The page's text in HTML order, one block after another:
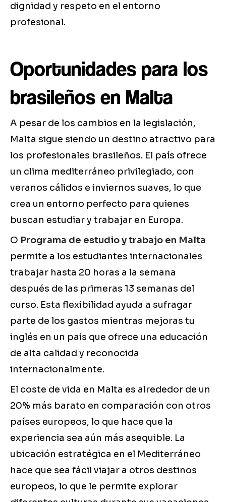
dignidad y respeto en el entorno
profesional.
Oportunidades para los
brasileños en Malta
A pesar de los cambios en la legislación,
Malta sigue siendo un destino atractivo para
los profesionales brasileños. El país ofrece
un clima mediterráneo privilegiado, con
veranos cálidos e inviernos suaves, lo que
crea un entorno perfecto para quienes
buscan estudiar y trabajar en Europa.
O Programa de estudio y trabajo en Malta
permite a los estudiantes internacionales
trabajar hasta 20 horas a la semana
después de las primeras 13 semanas del
curso. Esta flexibilidad ayuda a sufragar
parte de los gastos mientras mejoras tu
inglés en un país que ofrece una educación
de alta calidad y reconocida
internacionalmente.
El coste de vida en Malta es alrededor de un
20% más barato en comparación con otros
países europeos, lo que hace que la
experiencia sea aún más asequible. La
ubicación estratégica en el Mediterráneo
hace que sea fácil viajar a otros destinos
europeos, lo que le permite explorar